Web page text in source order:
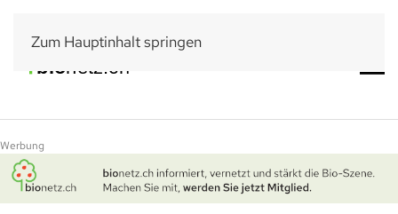
Zum Hauptinhalt springen
Werbung